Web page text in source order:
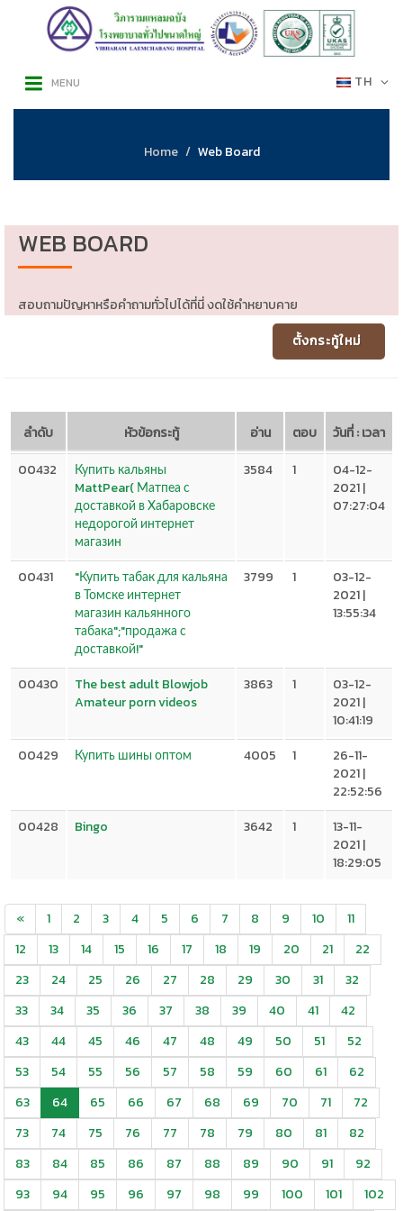
TH
MENU
Home Web Board
WEB BOARD
สอบถามปัญหาหรือคำถามทั่วไปได้ที่นี่ งดใช้คำหยาบคาย
ตั้งกระทู้ใหม่
ลำดับ หัวข้อกระทู้ อ่าน ตอบ
วันที่ : เวลา
00432
Купить кальяны
MattPear( Матпеа с
доставкой в Хабаровске
недорогой интернет
магазин
3584 1
04-12-
2021 |
07:27:04
00431
"Купить табак для кальяна
в Томске интернет
магазин кальянного
табака";"продажа с
доставкой!"
3799 1
03-12-
2021 |
13:55:34
00430
The best adult Blowjob
Amateur porn videos
3863 1
03-12-
2021 |
10:41:19
00429
Купить шины оптом 4005 1
26-11-
2021 |
22:52:56
00428
Bingo 3642 1
13-11-
2021 |
18:29:05
« 1 2 3 4 5 6 7 8 9 10
11
12
13 14 15 16 17 18 19 20 21
22
23
24 25 26 27 28 29 30 31
32
33
34 35 36 37 38 39 40 41
42
43
44 45 46 47 48 49 50 51
52
53
54 55 56 57 58 59 60 61
62
63
64 65 66 67 68 69 70 71
72
73
74 75 76 77 78 79 80 81
82
83
84 85 86 87 88 89 90 91
92
93
94 95 96 97 98 99 100 101 102